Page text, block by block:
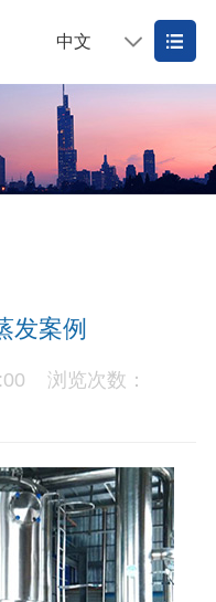
中文
发案例
浏览次数：